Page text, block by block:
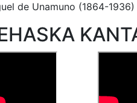
de Unamuno (1864-1936)